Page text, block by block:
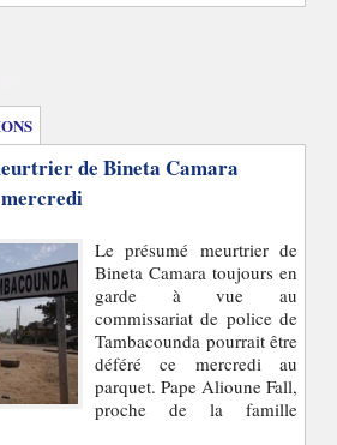
de Bineta Camara
Le présumé meurtrier de
Bineta Camara toujours en
garde à vue au
commissariat de police de
Tambacounda pourrait être
déféré ce mercredi au
parquet. Pape Alioune Fall,
proche de la famille